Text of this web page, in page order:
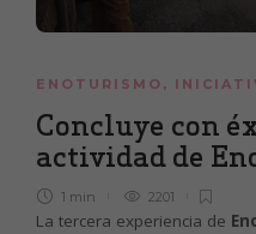
ENOTURISMO ,
Concluye con
actividad de
1 min 2201
La tercera experiencia de